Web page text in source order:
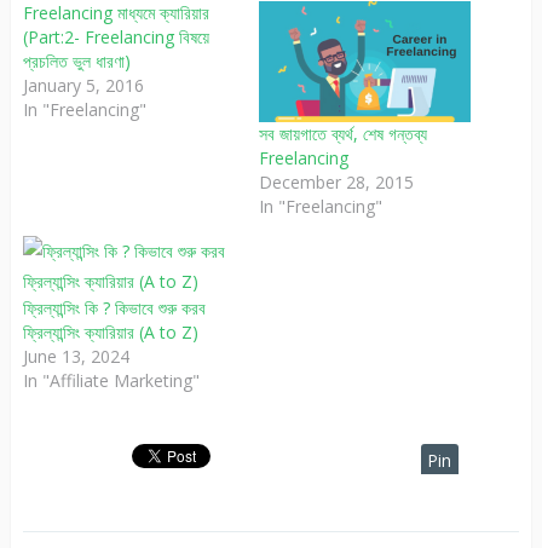
Freelancing মাধ্যমে ক্যারিয়ার
(Part:2- Freelancing বিষয়ে
প্রচলিত ভুল ধারণা)
January 5, 2016
In "Freelancing"
সব জায়গাতে ব্যর্থ, শেষ গন্তব্য
Freelancing
December 28, 2015
In "Freelancing"
ফ্রিল্যান্সিং কি ? কিভাবে শুরু করব
ফ্রিল্যান্সিং ক্যারিয়ার (A to Z)
June 13, 2024
In "Affiliate Marketing"
Pin